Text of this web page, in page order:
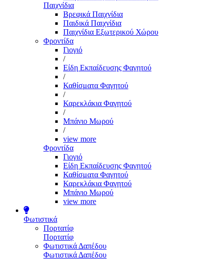
Παιχνίδια
Βρεφικά Παιχνίδια
Παιδικά Παιχνίδια
Παιχνίδια Εξωτερικού Χώρου
Φροντίδα
Γιογιό
/
Είδη Εκπαίδευσης Φαγητού
/
Καθίσματα Φαγητού
/
Καρεκλάκια Φαγητού
/
Μπάνιο Μωρού
/
view more
Φροντίδα
Γιογιό
Είδη Εκπαίδευσης Φαγητού
Καθίσματα Φαγητού
Καρεκλάκια Φαγητού
Μπάνιο Μωρού
view more
Φωτιστικά
Πορτατίφ
Πορτατίφ
Φωτιστικά Δαπέδου
Φωτιστικά Δαπέδου